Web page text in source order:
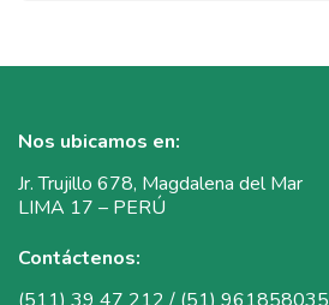
Nos ubicamos en:
Jr. Trujillo 678, Magdalena del Mar
LIMA 17 – PERÚ
Contáctenos: